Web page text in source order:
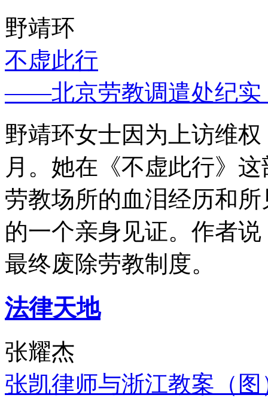
野靖环
不虚此行
——北京劳教调遣处纪实
野靖环女士因为上访维
月。她在《不虚此行》
劳教场所的血泪经历和
的一个亲身见证。作者
最终废除劳教制度。
法律天地
张耀杰
张凯律师与浙江教案（图